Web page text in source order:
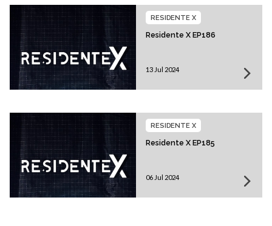
Residente X EP186
RESIDENTE X
13 Jul 2024
Residente X EP185
RESIDENTE X
06 Jul 2024